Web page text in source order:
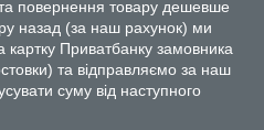
повернення товару дешевше
назад (за наш рахунок) ми
картку Приватбанку замовника
та відправляємо за наш
суму від наступного